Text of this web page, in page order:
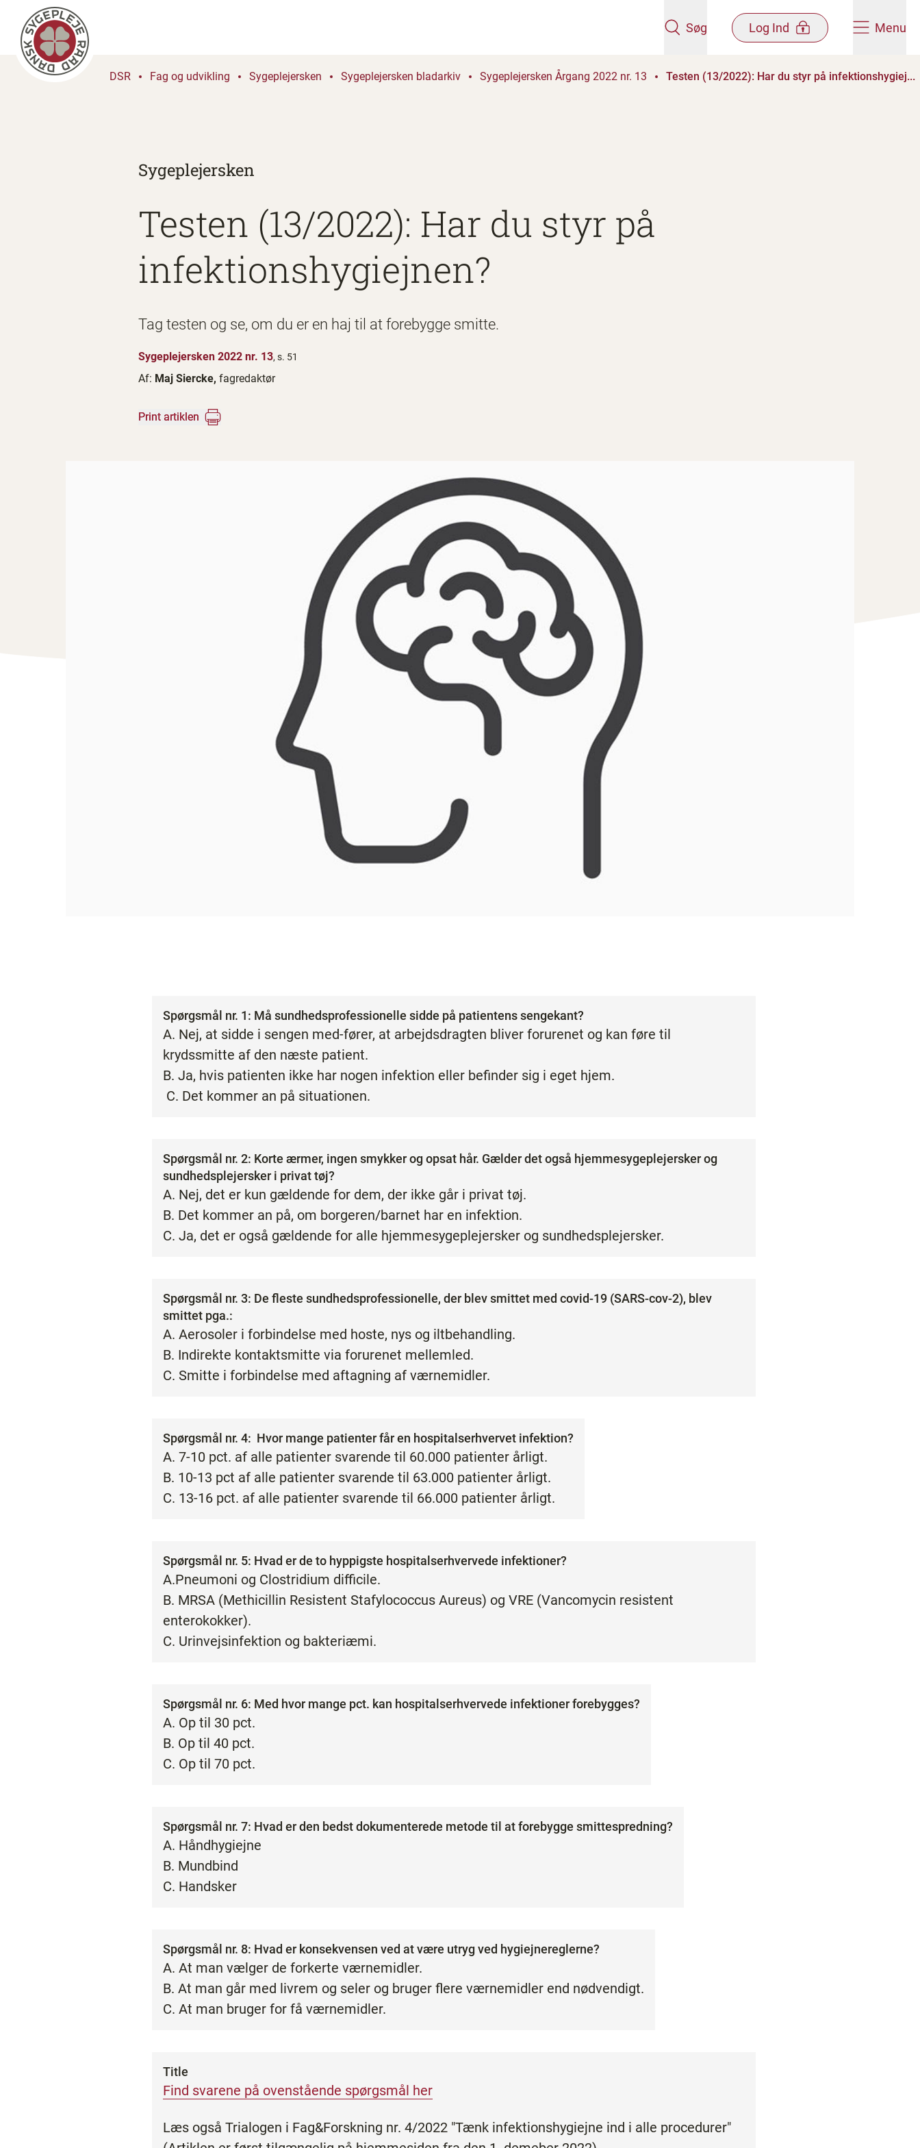
Søg Log Ind Menu
DSR Fag og udvikling Sygeplejersken Sygeplejersken bladarkiv Sygeplejersken Årgang 2022 nr. 13 Testen (13/2022): Har du styr på infektionshygiej...
Sygeplejersken
Testen (13/2022): Har du styr på
infektionshygiejnen?
Tag testen og se, om du er en haj til at forebygge smitte.
Sygeplejersken 2022 nr. 13, s. 51
Af: Maj Siercke, fagredaktør
Print artiklen
Spørgsmål nr. 1: Må sundhedsprofessionelle sidde på patientens sengekant?
A. Nej, at sidde i sengen med-fører, at arbejdsdragten bliver forurenet og kan føre til
krydssmitte af den næste patient.
B. Ja, hvis patienten ikke har nogen infektion eller befinder sig i eget hjem.
C. Det kommer an på situationen.
Spørgsmål nr. 2: Korte ærmer, ingen smykker og opsat hår. Gælder det også hjemmesygeplejersker og
sundhedsplejersker i privat tøj?
A. Nej, det er kun gældende for dem, der ikke går i privat tøj.
B. Det kommer an på, om borgeren/barnet har en infektion.
C. Ja, det er også gældende for alle hjemmesygeplejersker og sundhedsplejersker.
Spørgsmål nr. 3: De fleste sundhedsprofessionelle, der blev smittet med covid-19 (SARS-cov-2), blev
smittet pga.:
A. Aerosoler i forbindelse med hoste, nys og iltbehandling.
B. Indirekte kontaktsmitte via forurenet mellemled.
C. Smitte i forbindelse med aftagning af værnemidler.
Spørgsmål nr. 4: Hvor mange patienter får en hospitalserhvervet infektion?
A. 7-10 pct. af alle patienter svarende til 60.000 patienter årligt.
B. 10-13 pct af alle patienter svarende til 63.000 patienter årligt.
C. 13-16 pct. af alle patienter svarende til 66.000 patienter årligt.
Spørgsmål nr. 5: Hvad er de to hyppigste hospitalserhvervede infektioner?
A.Pneumoni og Clostridium difficile.
B. MRSA (Methicillin Resistent Stafylococcus Aureus) og VRE (Vancomycin resistent
enterokokker).
C. Urinvejsinfektion og bakteriæmi.
Spørgsmål nr. 6: Med hvor mange pct. kan hospitalserhvervede infektioner forebygges?
A. Op til 30 pct.
B. Op til 40 pct.
C. Op til 70 pct.
Spørgsmål nr. 7: Hvad er den bedst dokumenterede metode til at forebygge smittespredning?
A. Håndhygiejne
B. Mundbind
C. Handsker
Spørgsmål nr. 8: Hvad er konsekvensen ved at være utryg ved hygiejnereglerne?
A. At man vælger de forkerte værnemidler.
B. At man går med livrem og seler og bruger flere værnemidler end nødvendigt.
C. At man bruger for få værnemidler.
Title
Find svarene på ovenstående spørgsmål her
Læs også Trialogen i Fag&Forskning nr. 4/2022 "Tænk infektionshygiejne ind i alle procedurer"